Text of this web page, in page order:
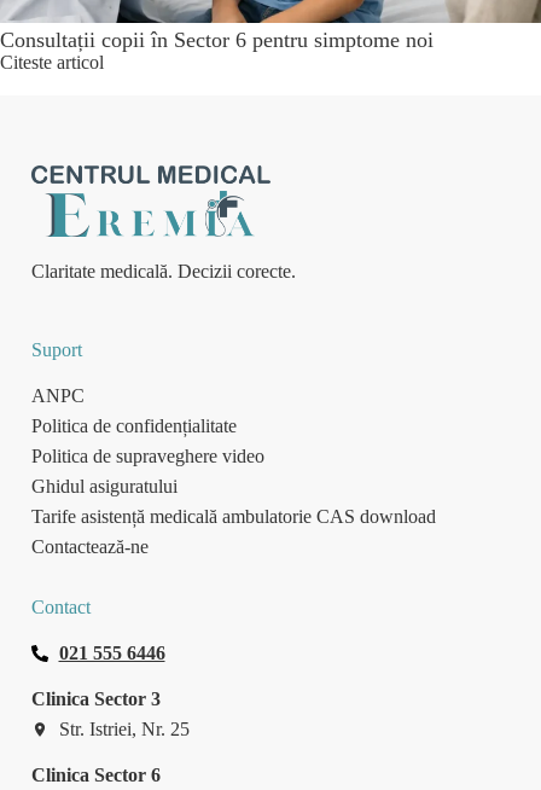
Consultații copii în Sector 6 pentru simptome noi
Citeste articol
Claritate medicală. Decizii corecte.
Suport
ANPC
Politica de confidențialitate
Politica de supraveghere video
Ghidul asiguratului
Tarife asistență medicală ambulatorie CAS download
Contactează-ne
Contact
021 555 6446
Clinica Sector 3
Str. Istriei, Nr. 25
Clinica Sector 6